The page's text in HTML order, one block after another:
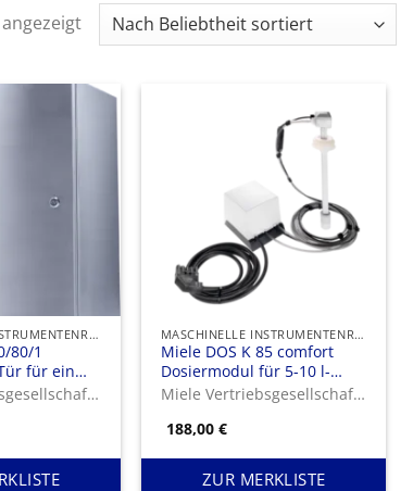
Nach
Beliebtheit
MASCHINELLE INSTRUMENTENREINIGUNG UND -DESINFEKTION
80/1
ein
Be- und
Miele Vertriebsgesellschaft Deutschland KG
MASCHINELLE INSTRUMENTENREINIGUNG UND -DESINFEKTION
Miele DOS K 85 comfort
Dosiermodul für 5-10 l-
Kanister zur automatischen
Medien mit
Miele Vertriebsgesellschaft Deutschland KG
188,00 €
ZUR MERKLISTE